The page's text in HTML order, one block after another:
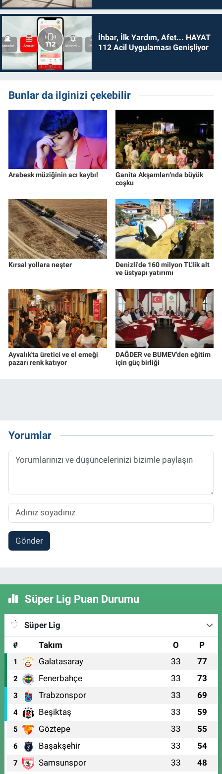
İhbar, İlk Yardım, Afet... HAYAT
112 Acil Uygulaması Genişliyor
Bunlar da ilginizi çekebilir
Arabesk müziğinin acı kaybı!
Ganita Akşamları'nda büyük
coşku
Kırsal yollara neşter
Denizli'de 160 milyon TL'lik alt
ve üstyapı yatırımı
Ayvalık'ta üretici ve el emeği
pazarı renk katıyor
DAĞDER ve BUMEV'den eğitim
için güç birliği
Yorumlar
Gönder
Süper Lig Puan Durumu
Süper Lig
#
Takım O P
1 Galatasaray 33 77
2 Fenerbahçe 33 73
3 Trabzonspor 33 69
4 Beşiktaş 33 59
5 Göztepe 33 55
6 Başakşehir 33 54
7 Samsunspor 33 48